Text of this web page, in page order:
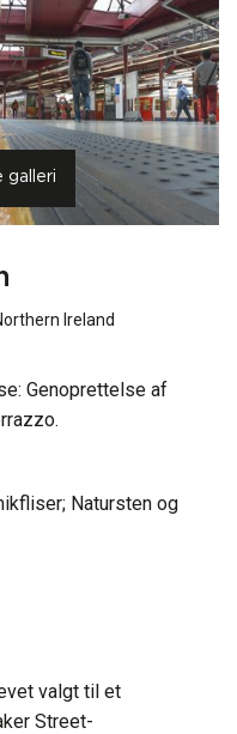
galleri
Ireland
Genoprettelse af
; Natursten og
valgt til et
Street-